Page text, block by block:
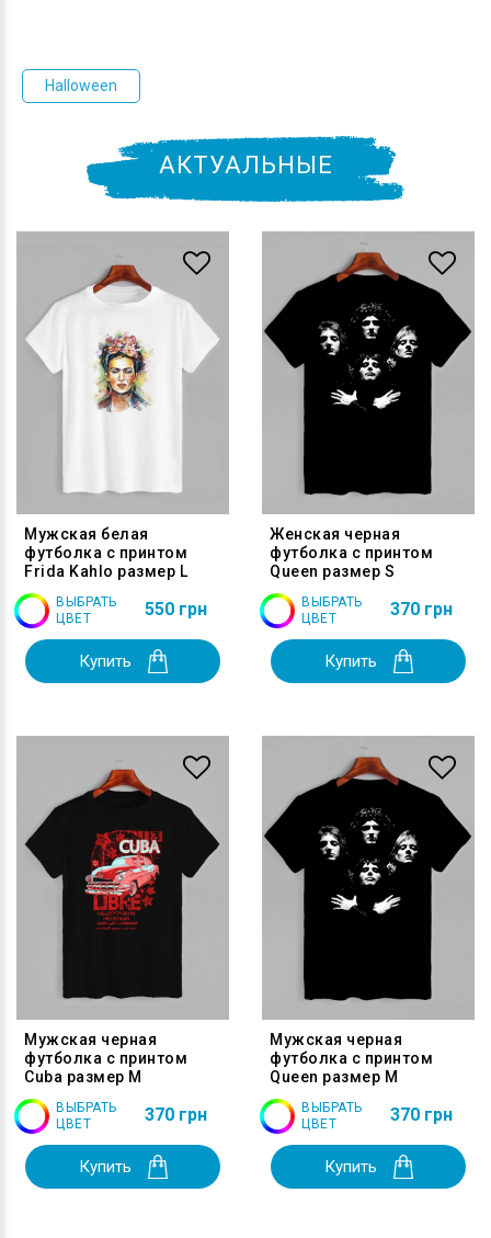
Halloween
АКТУАЛЬНЫЕ
Мужская белая
футболка с принтом
Frida Kahlo размер L
ВЫБРАТЬ
ЦВЕТ
550 грн
Купить
Женская черная
футболка с принтом
Queen размер S
ВЫБРАТЬ
ЦВЕТ
370 грн
Купить
Мужская черная
футболка с принтом
Cuba размер M
ВЫБРАТЬ
ЦВЕТ
370 грн
Купить
Мужская черная
футболка с принтом
Queen размер M
ВЫБРАТЬ
ЦВЕТ
370 грн
Купить